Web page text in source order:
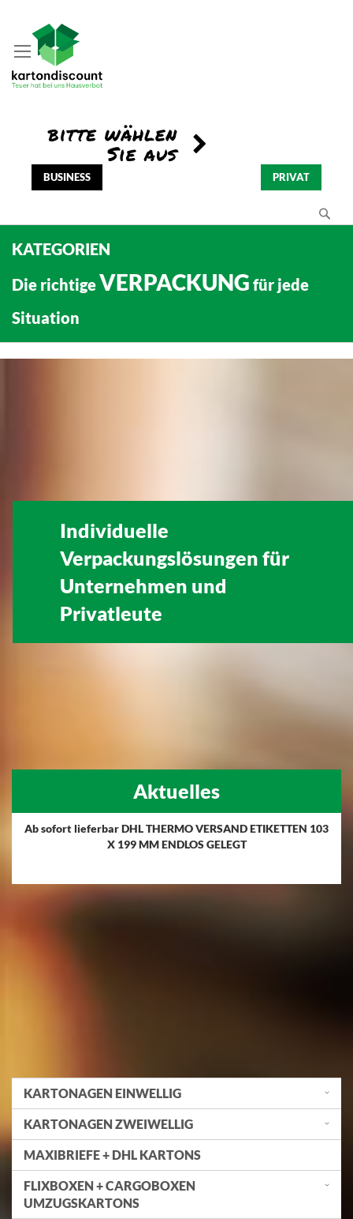
BUSINESS PRIVAT
KATEGORIEN
Die richtigeVERPACKUNG für jede
Situation
Individuelle
Verpackungslösungen für
Unternehmen und
Privatleute
Aktuelles
Ab sofort lieferbar DHL THERMO VERSAND ETIKETTEN 103
X 199 MM ENDLOS GELEGT
KARTONAGEN EINWELLIG
KARTONAGEN ZWEIWELLIG
MAXIBRIEFE + DHL KARTONS
FLIXBOXEN + CARGOBOXEN
UMZUGSKARTONS